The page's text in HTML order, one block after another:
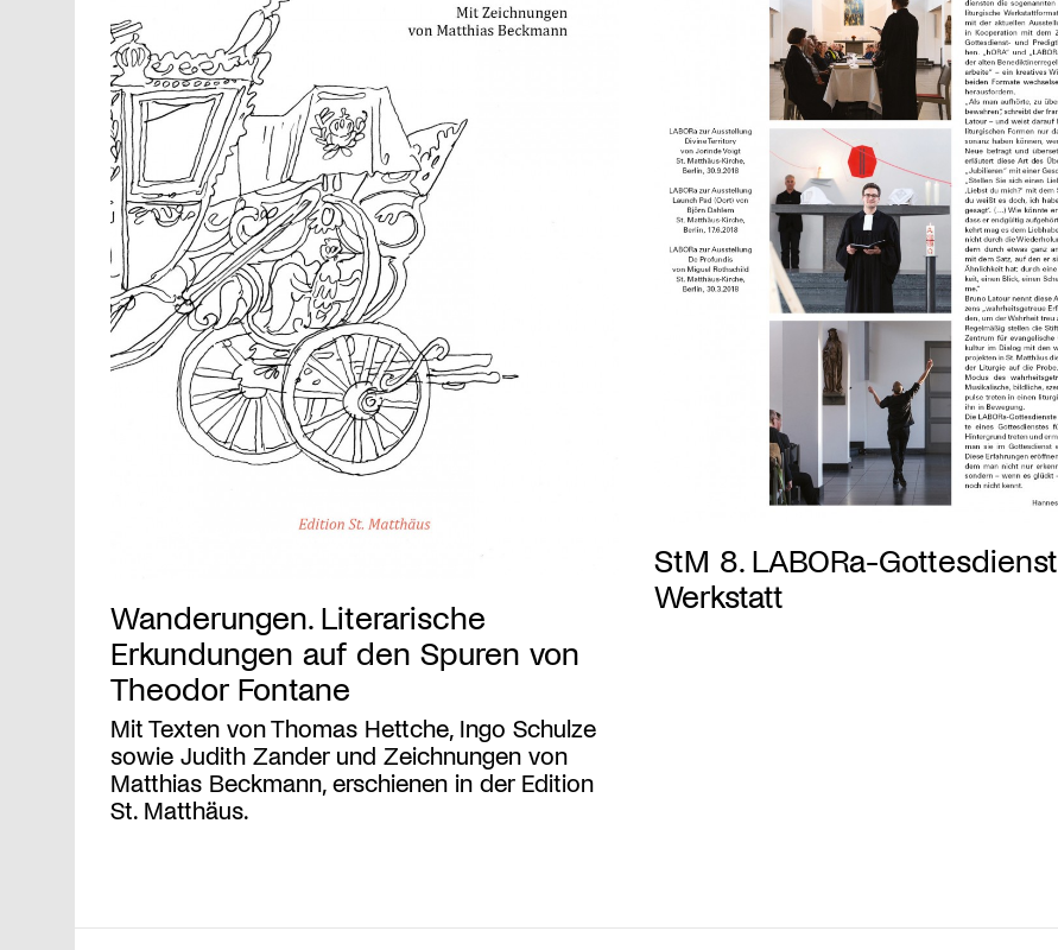
Wanderungen. Literarische
Erkundungen auf den Spuren von
Theodor Fontane
Mit Texten von Thomas Hettche, Ingo Schulze
sowie Judith Zander und Zeichnungen von
Matthias Beckmann, erschienen in der Edition
St. Matthäus.
StM 8. LABORa-Gottesdienst
Werkstatt